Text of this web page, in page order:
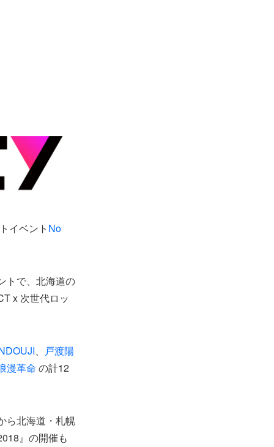
イベント No
トで、北海道の
x 次世代ロッ
、
戸渡陽
漫革命 の計12
ら北海道・札幌
』の開催も